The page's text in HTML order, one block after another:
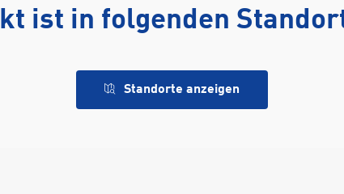
ist in folgenden
Standorte anzeigen